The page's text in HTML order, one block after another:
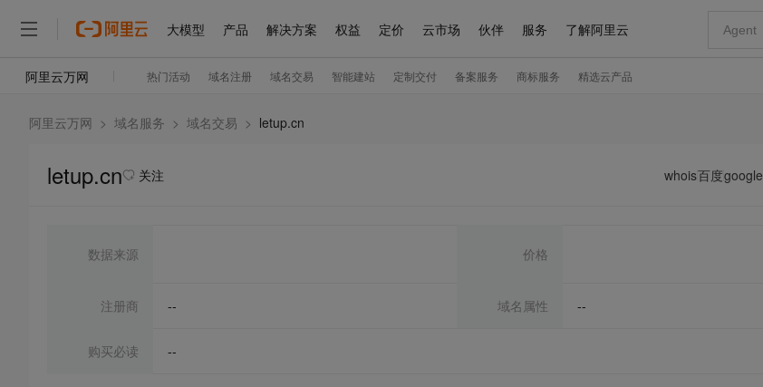
阿里云万网 > 域名服务 > 域名交易 > letup.cn
letup.cn 关注 whois百度google
数据来源 价格
注册商 -- 域名属性 --
购买必读 --